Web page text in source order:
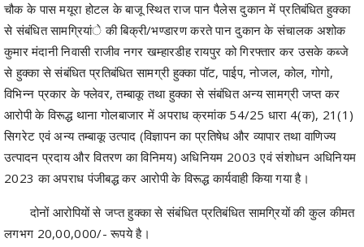
चौक के पास मयूरा होटल के बाजू स्थित राज पान पैलेस दुकान में प्रतिबंधित हुक्का
से संबंधित सामग्रियांे की बिक्री/भण्डारण करते पान दुकान के संचालक अशोक
कुमार मंदानी निवासी राजीव नगर खम्हारडीह रायपुर को गिरफ्तार कर उसके कब्जे
से हुक्का से संबंधित प्रतिबंधित सामग्री हुक्का पॉट, पाईप, नोजल, कोल, गोगो,
विभिन्न प्रकार के फ्लेवर, तम्बाकू तथा हुक्का से संबंधित अन्य सामग्री जप्त कर
आरोपी के विरूद्ध थाना गोलबाजार में अपराध क्रमांक 54/25 धारा 4(क), 21(1)
सिगरेट एवं अन्य तम्बाकू उत्पाद (विज्ञापन का प्रतिषेध और व्यापार तथा वाणिज्य
उत्पादन प्रदाय और वितरण का विनिमय) अधिनियम 2003 एवं संशोधन अधिनियम
2023 का अपराध पंजीबद्ध कर आरोपी के विरूद्ध कार्यवाही किया गया है।
दोनों आरोपियों से जप्त हुक्का से संबंधित प्रतिबंधित सामग्रियों की कुल कीमत
लगभग 20,00,000/- रूपये है।